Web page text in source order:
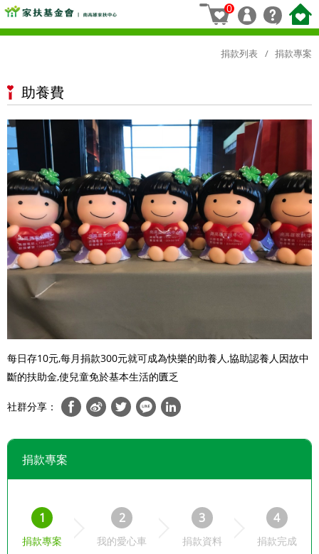
0
捐款列表 捐款專案
助養費
每日存10元,每月捐款300元就可成為快樂的助養人,協助認養人因故中
斷的扶助金,使兒童免於基本生活的匱乏
社群分享：
捐款專案
1
捐款專案
2
我的愛心車
3
捐款資料
4
捐款完成